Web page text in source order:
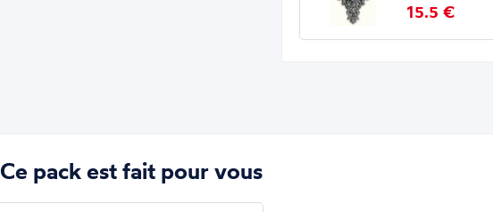
15.5 €
Ce pack est fait pour vous